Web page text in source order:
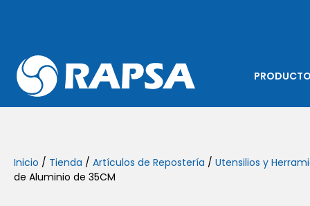
Inicio / Tienda / Artículos de Repostería / Utensilios y
de Aluminio de 35CM